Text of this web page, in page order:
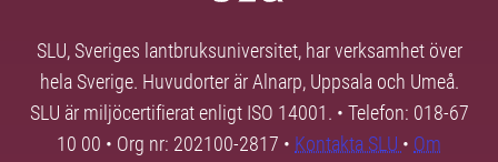
SLU, Sveriges lantbruksuniversitet, har verksamhet över
hela Sverige. Huvudorter är Alnarp, Uppsala och Umeå.
SLU är miljöcertifierat enligt ISO 14001. • Telefon: 018-67
10 00 • Org nr: 202100-2817 • Kontakta SLU • Om